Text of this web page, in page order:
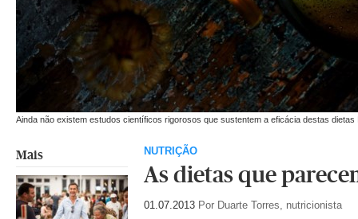
Ainda não existem estudos científicos rigorosos que sustentem a eficácia destas dietas
NUTRIÇÃO
As dietas que
01.07.2013 Por Duarte Torres, nutricionista
Mais